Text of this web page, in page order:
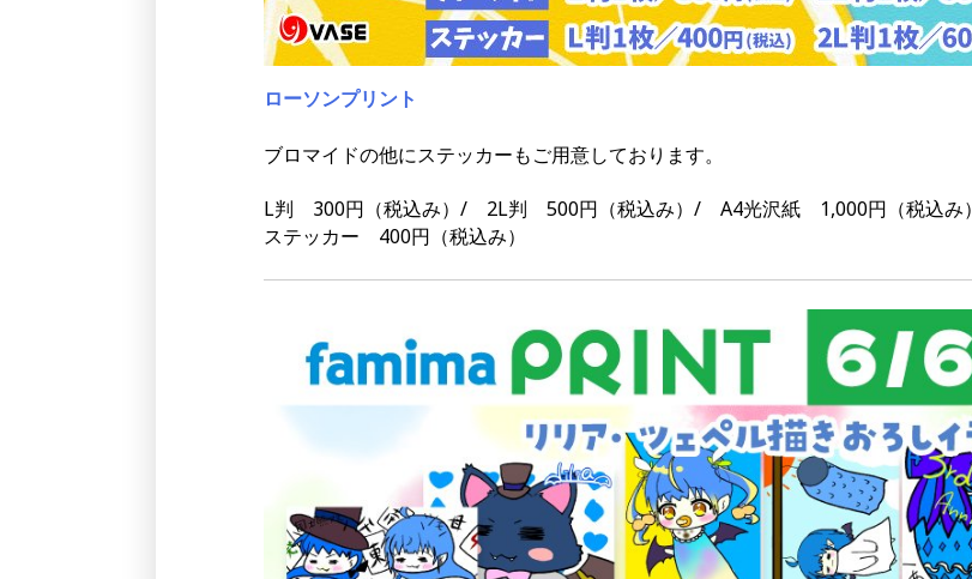
ローソンプリント
ブロマイドの他にステッカーもご用意しております。
L判 300円（税込み）/ 2L判 500円（税込み）/ A4光沢紙 1,000円（税込み）
ステッカー 400円（税込み）